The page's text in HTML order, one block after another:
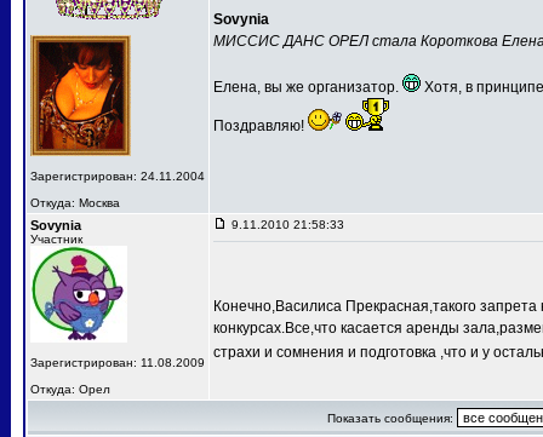
Зарегистрирован: 24.11.2004
Откуда: Москва
Sovynia
МИССИС ДАНС ОРЕЛ стала Короткова
Елена, вы же организатор. Хотя, в
Поздравляю!
Sovynia
Участник
Зарегистрирован: 11.08.2009
Откуда: Орел
9.11.2010 21:58:33
Конечно,Василиса Прекрасная,такого
конкурсах.Все,что касается аренды
страхи и сомнения и подготовка ,что и у
Показать сообщения: